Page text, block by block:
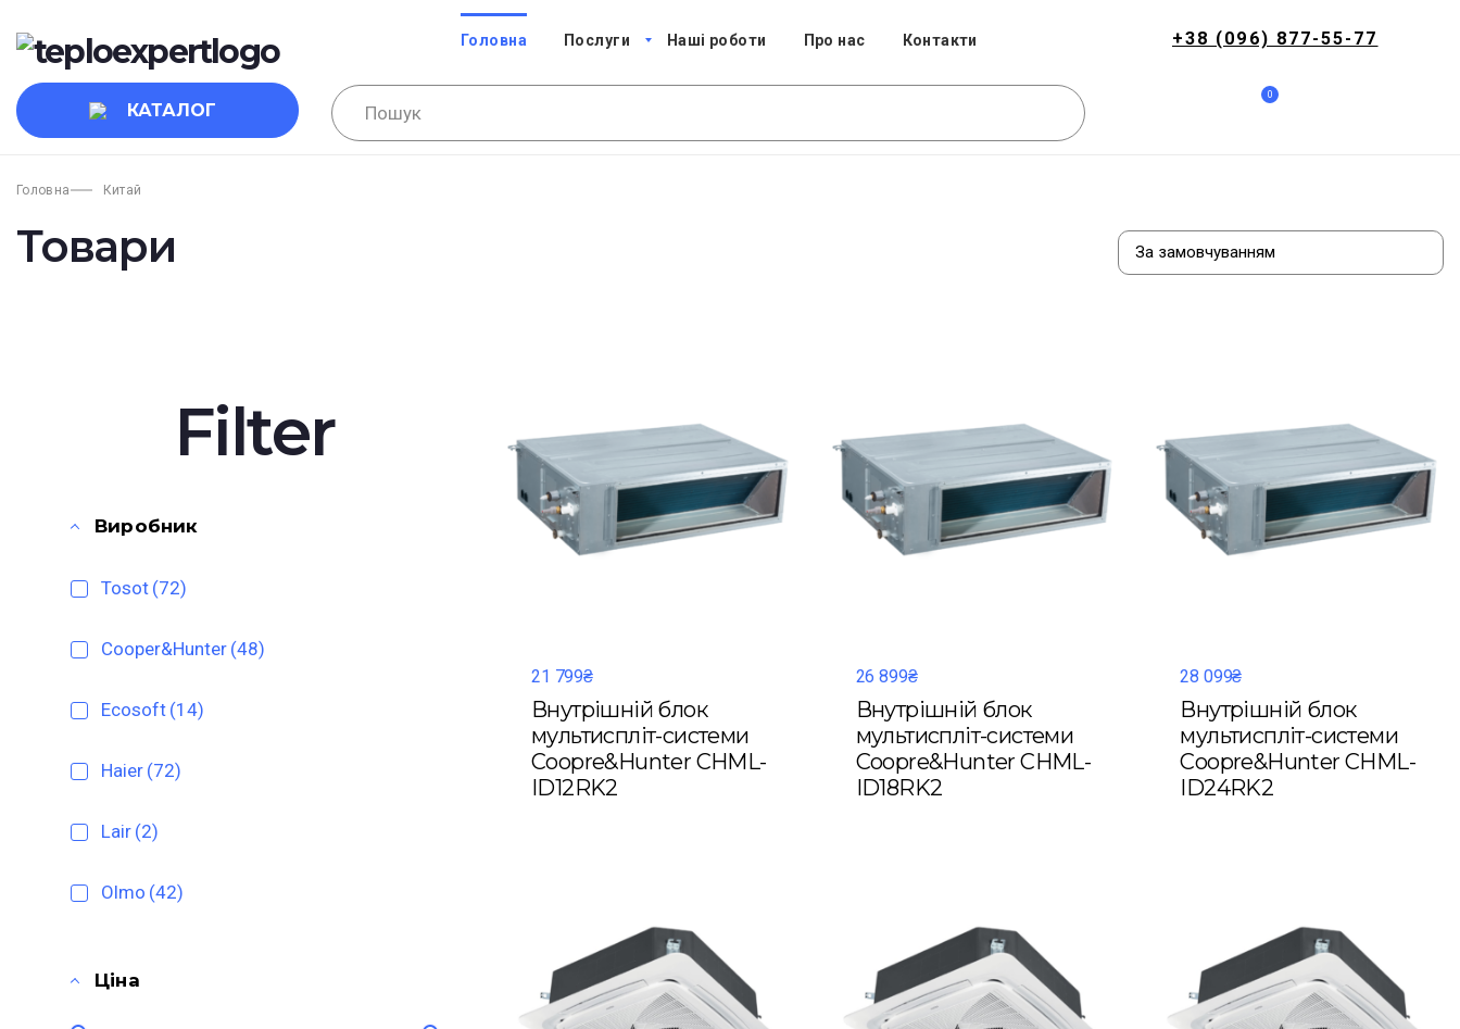
Головна Послуги Наші роботи Про нас Контакти +38 (096) 877-55-77
КАТАЛОГ
0
Головна Китай
Товари
Filter
Виробник
Tosot (72)
Cooper&Hunter (48)
Ecosoft (14)
Haier (72)
Lair (2)
Olmo (42)
Ціна
21 799₴
Внутрішній блок
мультиспліт-системи
Coopre&Hunter CHML-
ID12RK2
26 899₴
Внутрішній блок
мультиспліт-системи
Coopre&Hunter CHML-
ID18RK2
28 099₴
Внутрішній блок
мультиспліт-системи
Coopre&Hunter CHML-
ID24RK2